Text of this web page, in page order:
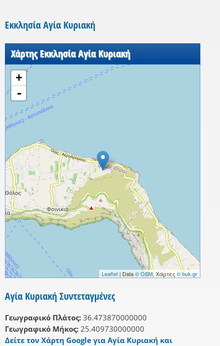
Εκκλησία Αγία Κυριακή
Χάρτης Εκκλησία Αγία Κυριακή
+
-
Leaflet | Data© OSM, Χάρτες © buk.gr
Αγία Κυριακή Συντεταγμένες
Γεωγραφικό Πλάτος: 36.473870000000
Γεωγραφικό Μήκος: 25.409730000000
Δείτε τον Χάρτη Google για Αγία Κυριακή και